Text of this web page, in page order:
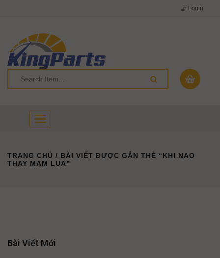
Login
Toggle
navigation
TRANG CHỦ / BÀI VIẾT ĐƯỢC GẮN THẺ “KHI NAO
THAY MAM LUA”
Bài Viết Mới